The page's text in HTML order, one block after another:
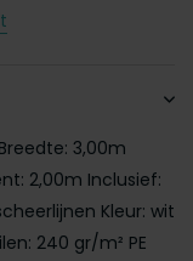
3,00m
2,00m Inclusief:
Kleur: wit
240 gr/m² PE